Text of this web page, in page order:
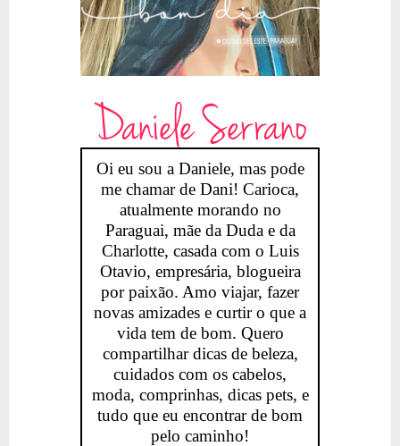
Daniele Serrano
Oi eu sou a Daniele, mas pode
me chamar de Dani! Carioca,
atualmente morando no
Paraguai, mãe da Duda e da
Charlotte, casada com o Luis
Otavio, empresária, blogueira
por paixão. Amo viajar, fazer
novas amizades e curtir o que a
vida tem de bom. Quero
compartilhar dicas de beleza,
cuidados com os cabelos,
moda, comprinhas, dicas pets, e
tudo que eu encontrar de bom
pelo caminho!